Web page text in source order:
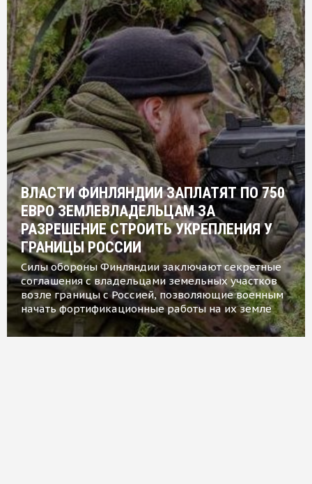
ВЛАСТИ ФИНЛЯНДИИ ЗАПЛАТЯТ ПО 750
ЕВРО ЗЕМЛЕВЛАДЕЛЬЦАМ ЗА
РАЗРЕШЕНИЕ СТРОИТЬ УКРЕПЛЕНИЯ У
ГРАНИЦЫ РОССИИ
Силы обороны Финляндии заключают секретные
соглашения с владельцами земельных участков
возле границы с Россией, позволяющие военным
начать фортификационные работы на их земле